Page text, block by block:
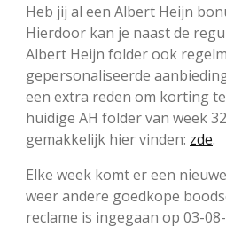
Heb jij al een Albert Heijn
Hierdoor kan je naast de
Albert Heijn folder ook
gepersonaliseerde
een extra reden om korting
huidige AH folder van week
gemakkelijk hier vinden: zde.
Elke week komt er een
weer andere goedkope
reclame is ingegaan op 03-